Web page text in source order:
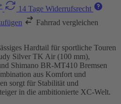
14 Tage Widerrufsrecht
Fahrrad vergleichen
Hardtail für sportliche Touren
Silver TK Air (100 mm),
Shimano BR-MT410 Bremsen
aus Komfort und
sorgt für Stabilität und
in die ambitionierte XC-Welt.